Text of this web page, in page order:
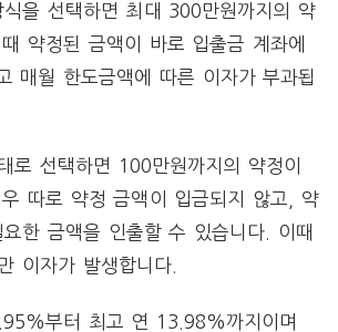
을 선택하면 최대 300만원까지의 약
약정된 금액이 바로 입출금 계좌에
매월 한도금액에 따른 이자가 부과됩
로 선택하면 100만원까지의 약정이
따로 약정 금액이 입금되지 않고, 약
한 금액을 인출할 수 있습니다. 이때
이자가 발생합니다.
부터 최고 연 13.98%까지이며